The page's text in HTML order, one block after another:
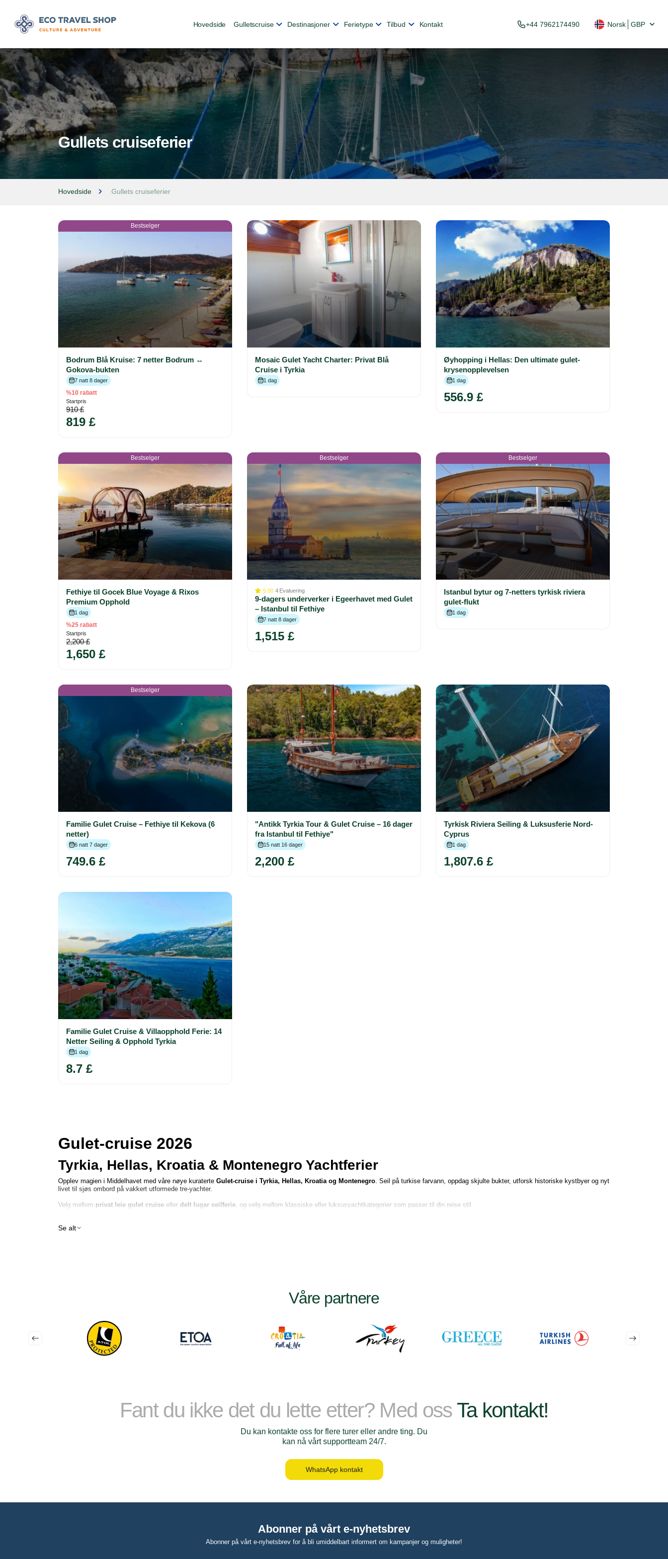
Hovedside Gulletscruise Destinasjoner Ferietype Tilbud Kontakt +44 7962174490 Norsk GBP
Gullets cruiseferier
Hovedside Gullets cruiseferier
Bestselger
Bodrum Blå Kruise: 7 netter Bodrum ↔
Gokova-bukten
7 natt 8 dager
%10 rabatt
Startpris
910 £
819 £
Mosaic Gulet Yacht Charter: Privat Blå
Cruise i Tyrkia
1 dag
Øyhopping i Hellas: Den ultimate gulet-
krysenopplevelsen
1 dag
556.9 £
Bestselger
Fethiye til Gocek Blue Voyage & Rixos
Premium Opphold
1 dag
%25 rabatt
Startpris
2,200 £
1,650 £
Bestselger
5.00 4 Evaluering
9-dagers underverker i Egeerhavet med Gulet
– Istanbul til Fethiye
7 natt 8 dager
1,515 £
Bestselger
Istanbul bytur og 7-netters tyrkisk riviera
gulet-flukt
1 dag
Bestselger
Familie Gulet Cruise – Fethiye til Kekova (6
netter)
6 natt 7 dager
749.6 £
"Antikk Tyrkia Tour & Gulet Cruise – 16 dager
fra Istanbul til Fethiye"
15 natt 16 dager
2,200 £
Tyrkisk Riviera Seiling & Luksusferie Nord-
Cyprus
1 dag
1,807.6 £
Familie Gulet Cruise & Villaopphold Ferie: 14
Netter Seiling & Opphold Tyrkia
1 dag
8.7 £
Gulet-cruise 2026
Tyrkia, Hellas, Kroatia & Montenegro Yachtferier
Opplev magien i Middelhavet med våre nøye kuraterte Gulet-cruise i Tyrkia, Hellas, Kroatia og Montenegro. Seil på turkise farvann, oppdag skjulte bukter, utforsk historiske kystbyer og nyt
livet til sjøs ombord på vakkert utformede tre-yachter.
Velg mellom privat leie gulet cruise eller delt lugar seilferie, og velg mellom klassiske eller luksusyachtkategorier som passer til din reise stil.
✔ Profesjonelt mannskap (kaptein, kokk & vertinne)
✔ Fersk middelhavsmat
✔ Daglige svømmetopper i avsides bukter
Våre Gulet-cruise destinasjoner
Tyrkia Gulet Cruises – Den turkise kysten
Se alt
Våre partnere
Fant du ikke det du lette etter? Med oss Ta kontakt!
Du kan kontakte oss for flere turer eller andre ting. Du
kan nå vårt supportteam 24/7.
WhatsApp kontakt
Abonner på vårt e-nyhetsbrev
Abonner på vårt e-nyhetsbrev for å bli umiddelbart informert om kampanjer og muligheter!